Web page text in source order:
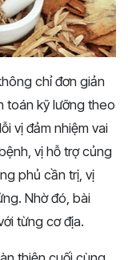
chỉ đơn giản
toán kỹ lưỡng theo
vị đảm nhiệm vai
vị hỗ trợ củng
phủ cần trị, vị
Nhờ đó, bài
từng cơ địa.